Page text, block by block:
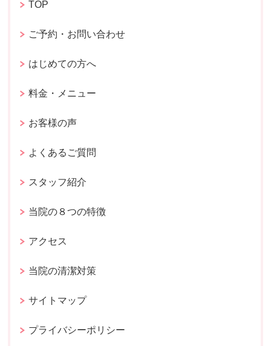
TOP
ご予約・お問い合わせ
はじめての方へ
料金・メニュー
お客様の声
よくあるご質問
スタッフ紹介
当院の８つの特徴
アクセス
当院の清潔対策
サイトマップ
プライバシーポリシー